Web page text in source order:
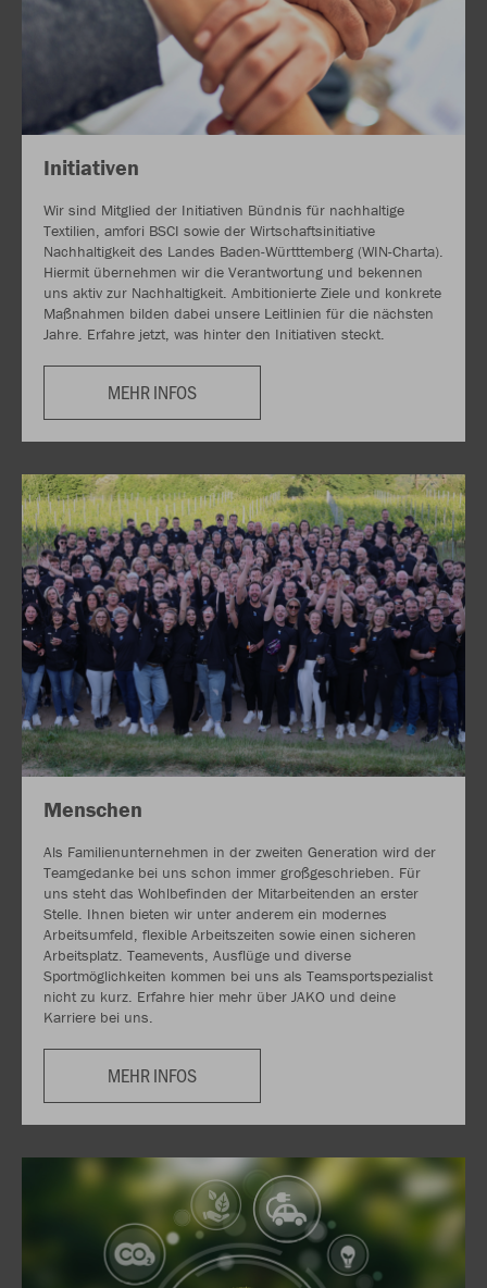
Initiativen
Wir sind Mitglied der Initiativen Bündnis für nachhaltige
Textilien, amfori BSCI sowie der Wirtschaftsinitiative
Nachhaltigkeit des Landes Baden-Württtemberg (WIN-Charta).
Hiermit übernehmen wir die Verantwortung und bekennen
uns aktiv zur Nachhaltigkeit. Ambitionierte Ziele und konkrete
Maßnahmen bilden dabei unsere Leitlinien für die nächsten
Jahre. Erfahre jetzt, was hinter den Initiativen steckt.
MEHR INFOS
Menschen
Als Familienunternehmen in der zweiten Generation wird der
Teamgedanke bei uns schon immer großgeschrieben. Für
uns steht das Wohlbefinden der Mitarbeitenden an erster
Stelle. Ihnen bieten wir unter anderem ein modernes
Arbeitsumfeld, flexible Arbeitszeiten sowie einen sicheren
Arbeitsplatz. Teamevents, Ausflüge und diverse
Sportmöglichkeiten kommen bei uns als Teamsportspezialist
nicht zu kurz. Erfahre hier mehr über JAKO und deine
Karriere bei uns.
MEHR INFOS